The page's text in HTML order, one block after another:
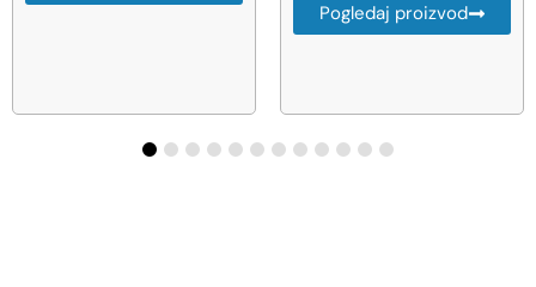
Pogledaj proizvod